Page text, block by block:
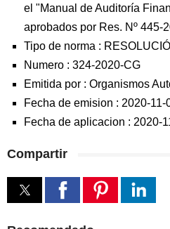
el "Manual de Auditoría
aprobados por Res. Nº 445-
Tipo de norma :
Numero : 324-2020-CG
Emitida por : Organismos
Fecha de emision : 2020-11-
Fecha de aplicacion : 2020-
Compartir